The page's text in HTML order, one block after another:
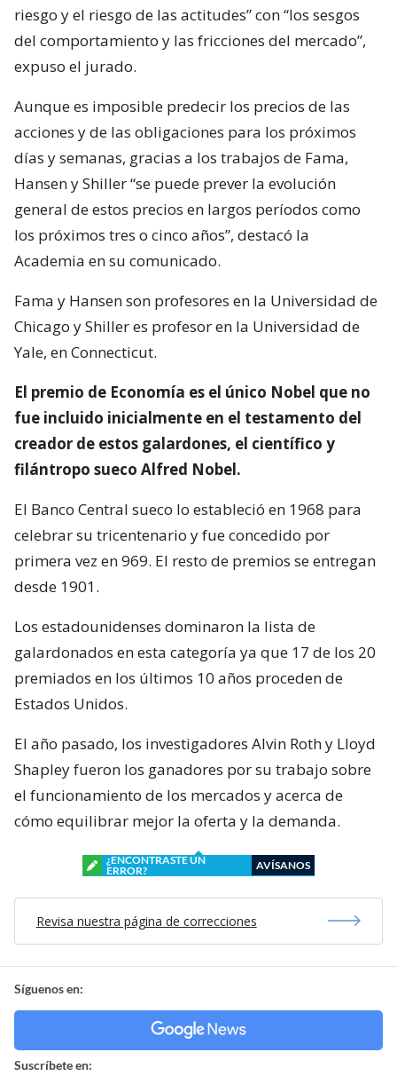
riesgo y el riesgo de las actitudes” con “los sesgos
del comportamiento y las fricciones del mercado”,
expuso el jurado.
Aunque es imposible predecir los precios de las
acciones y de las obligaciones para los próximos
días y semanas, gracias a los trabajos de Fama,
Hansen y Shiller “se puede prever la evolución
general de estos precios en largos períodos como
los próximos tres o cinco años”, destacó la
Academia en su comunicado.
Fama y Hansen son profesores en la Universidad de
Chicago y Shiller es profesor en la Universidad de
Yale, en Connecticut.
El premio de Economía es el único Nobel que no
fue incluido inicialmente en el testamento del
creador de estos galardones, el científico y
filántropo sueco Alfred Nobel.
El Banco Central sueco lo estableció en 1968 para
celebrar su tricentenario y fue concedido por
primera vez en 969. El resto de premios se entregan
desde 1901.
Los estadounidenses dominaron la lista de
galardonados en esta categoría ya que 17 de los 20
premiados en los últimos 10 años proceden de
Estados Unidos.
El año pasado, los investigadores Alvin Roth y Lloyd
Shapley fueron los ganadores por su trabajo sobre
el funcionamiento de los mercados y acerca de
cómo equilibrar mejor la oferta y la demanda.
¿ENCONTRASTE UN
ERROR?
AVÍSANOS
Revisa nuestra página de correcciones
Síguenos en:
Suscríbete en: